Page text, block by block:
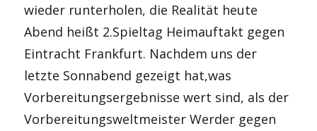
wieder runterholen, die Realität heute
Abend heißt 2.Spieltag Heimauftakt gegen
Eintracht Frankfurt. Nachdem uns der
letzte Sonnabend gezeigt hat,was
Vorbereitungsergebnisse wert sind, als der
Vorbereitungsweltmeister Werder gegen